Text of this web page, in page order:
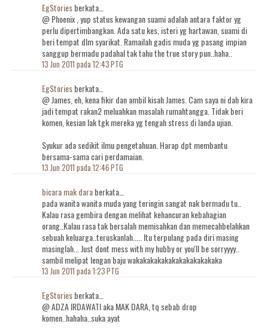
EgStoriesberkata…
@ Phoenix , yup status kewangan suami adalah antara faktor yg
perlu dipertimbangkan. Ada satu kes, isteri yg hartawan, suami di
beri tempat dlm syarikat. Ramailah gadis muda yg pasang impian
sanggup bermadu padahal tak tahu the true story pun..haha..
13 Jun 2011 pada 12:43 PTG
EgStoriesberkata…
@ James, eh, kena fikir dan ambil kisah James. Cam saya ni dah kira
jadi tempat rakan2 meluahkan masalah rumahtangga. Tidak beri
komen, kesian lak tgk mereka yg tengah stress di landa ujian.
Syukur ada sedikit ilmu pengetahuan. Harap dpt membantu
bersama-sama cari perdamaian.
13 Jun 2011 pada 12:46 PTG
bicara mak daraberkata…
pada wanita wanita muda yang teringin sangat nak bermadu tu..
Kalau rasa gembira dengan melihat kehancuran kebahagian
orang..Kalau rasa tak bersalah memisahkan dan memecahbelahkan
sebuah keluarga..teruskanlah..... Itu terpulang pada diri masing
masinglah... Just dont mess with my hubby or you'll be sorryyyy..
sambil melipat lengan baju wakakakakakakakakakakakaka
13 Jun 2011 pada 1:23 PTG
EgStoriesberkata…
@ ADZA IRDAWATI aka MAK DARA, tq sebab drop
komen..hahaha..suka ayat